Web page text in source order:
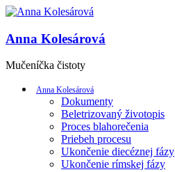
Anna Kolesárová
Mučeníčka čistoty
Anna Kolesárová
Dokumenty
Beletrizovaný životopis
Proces blahorečenia
Priebeh procesu
Ukončenie diecéznej fázy
Ukončenie rímskej fázy